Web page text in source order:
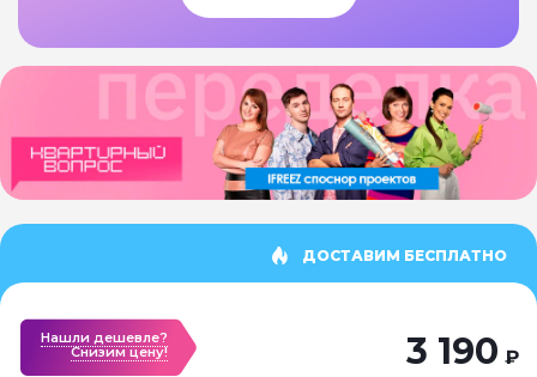
ДОСТАВИМ БЕСПЛАТНО
Нашли дешевле?
Cнизим цену!
3 190 ₽